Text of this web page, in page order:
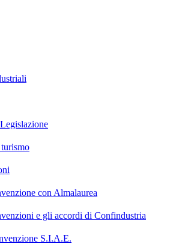
con Almalaurea
e gli accordi di Confindustria
S.I.A.E.